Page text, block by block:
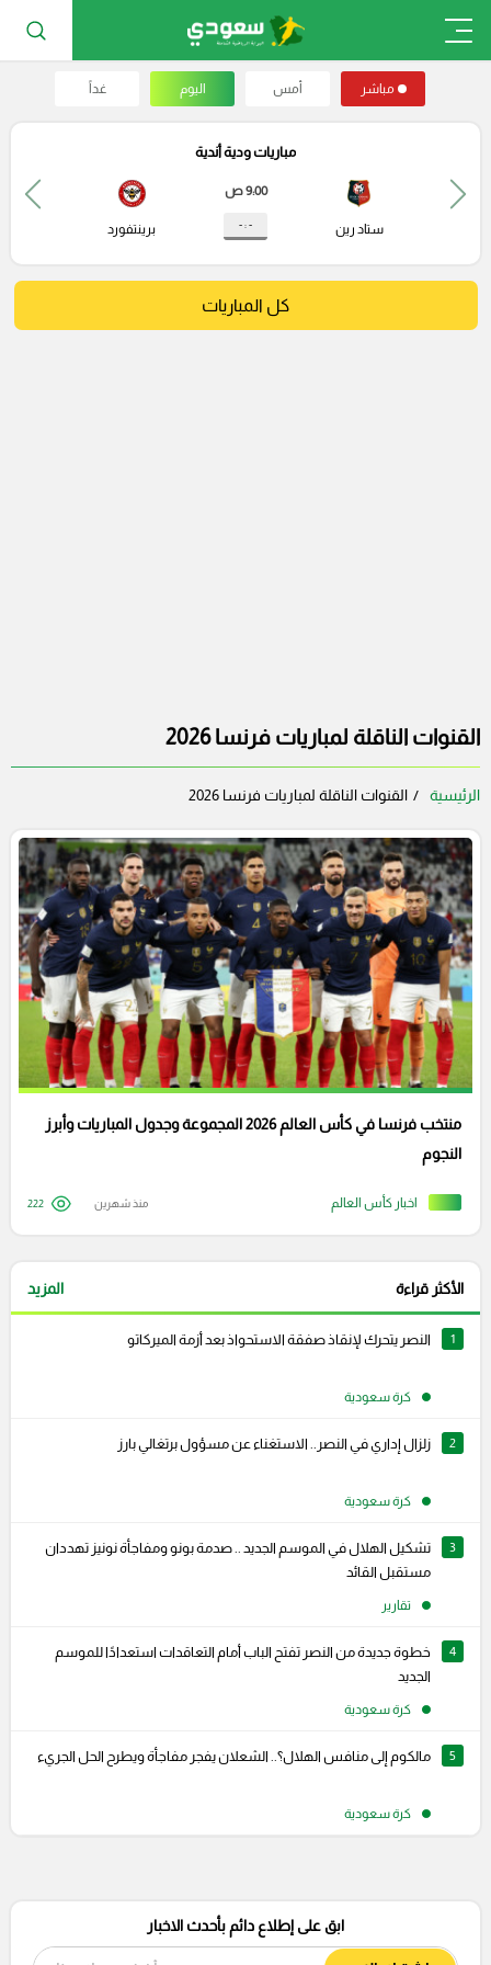
مباشر أمس اليوم غداً
مباريات ودية أندية
ستاد رين
9:00 ص
- : - برينتفورد
كل المباريات
القنوات الناقلة لمباريات فرنسا 2026
الرئيسية القنوات الناقلة لمباريات فرنسا 2026
اخبار كأس العالم
منتخب فرنسا في كأس العالم 2026 المجموعة وجدول المباريات وأبرز
النجوم
منذ شهرين 222
الأكثر قراءة المزيد
1 النصر يتحرك لإنقاذ صفقة الاستحواذ بعد أزمة الميركاتو
كرة سعودية
2 زلزال إداري في النصر.. الاستغناء عن مسؤول برتغالي بارز
كرة سعودية
3
تشكيل الهلال في الموسم الجديد .. صدمة بونو ومفاجأة نونيز تهددان
مستقبل القائد
تقارير
4
خطوة جديدة من النصر تفتح الباب أمام التعاقدات استعدادًا للموسم
الجديد
كرة سعودية
5 مالكوم إلى منافس الهلال؟.. الشعلان يفجر مفاجأة ويطرح الحل الجريء
كرة سعودية
ابق على إطلاع دائم بأحدث الاخبار